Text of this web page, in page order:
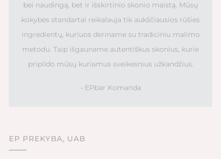
bei naudingą, bet ir išskirtinio skonio maistą. Mūsų
kokybės standartai reikalauja tik aukščiausios rūšies
ingredientų, kuriuos deriname su tradiciniu malimo
metodu. Taip išgauname autentiškus skonius, kurie
pripildo mūsų kuriamus sveikesnius užkandžius.
- EPbar Komanda
EP PREKYBA, UAB